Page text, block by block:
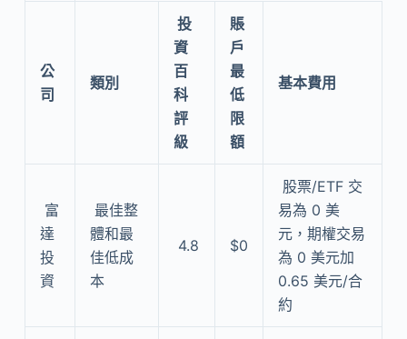
公
司
類別
投
資
百
科
評
級
賬
戶
最
低
限
額
基本費用
富
達
投
資
最佳整
體和最
佳低成
本
4.8 $0
股票/ETF 交
易為 0 美
元，期權交易
為 0 美元加
0.65 美元/合
約